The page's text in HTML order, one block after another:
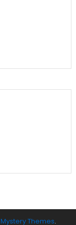
Mystery Themes.